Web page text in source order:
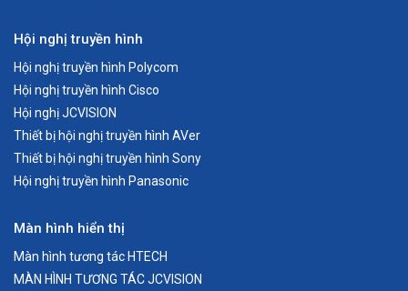
Máy ảnh USB TẤT CẢ TRONG MỘT UHD 4K
BT không dây （tùy chọn, chi phí ngoại vi）
Giắc cắm nguồn DC 12V, 2A (MAX)
Đặc điểm kỹ thuật chung
Điều khiển từ xa 2.4G từ xa
Nhiệt độ hoạt động 0 ° C ~ 40 ° C
Khối lượng tịnh 2,5 Kg
Chứng nhận CCC, CE, RoHS, FCC, v.v.
Hội nghị truyền hình
Hội nghị truyền hình Polycom
Hội nghị truyền hình Cisco
Hội nghị JCVISION
Thiết bị hội nghị truyền hình AVer
Thiết bị hội nghị truyền hình Sony
Hội nghị truyền hình Panasonic
Màn hình hiển thị
Màn hình tương tác HTECH
MÀN HÌNH TƯƠNG TÁC JCVISION